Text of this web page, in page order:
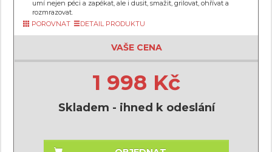
umí nejen péci a zapékat, ale i dusit, smažit, grilovat, ohřívat a
rozmrazovat.
POROVNAT
DETAIL PRODUKTU
VAŠE CENA
1 998 Kč
Skladem - ihned k odeslání